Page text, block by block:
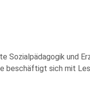
Sozialpädagogik und
beschäftigt sich mit